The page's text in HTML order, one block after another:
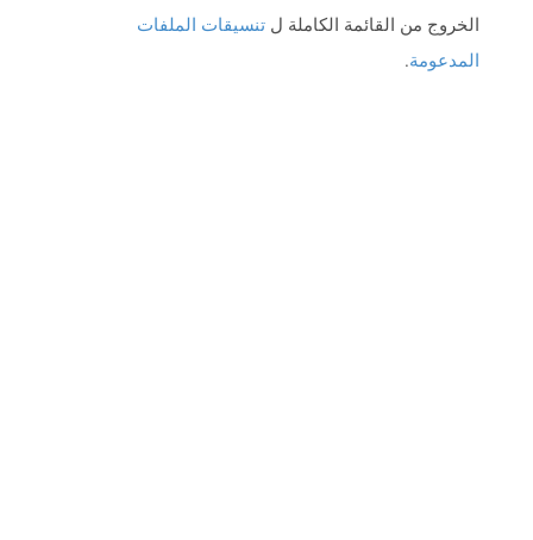
الخروج من القائمة الكاملة ل تنسيقات الملفات
المدعومة.